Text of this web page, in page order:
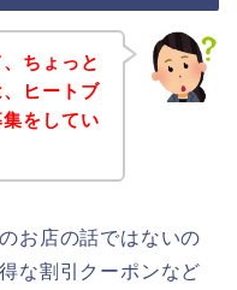
ちょっと
ヒートブ
をしてい
お店の話ではないの
な割引クーポンなど